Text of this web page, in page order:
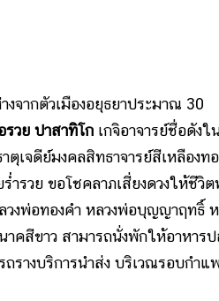
ากตัวเมืองอยุธยาประมาณ 30
รวย ปาสาทิโก เกจิอาจารย์ชื่อดังใ
เจดีย์มงคลสิทธาจารย์สีเหลืองท
ำรวย ขอโชคลาภเสี่ยงดวงให้ชีวิ
วงพ่อทองคำ หลวงพ่อบุญญาฤทธิ์ ห
คสีขาว สามารถนั่งพักให้อาหารป
รางบริการนำส่ง บริเวณรอบกำแ